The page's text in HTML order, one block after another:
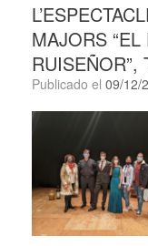
MAJORS
RUISEÑOR”,
Publicado el 09/12/